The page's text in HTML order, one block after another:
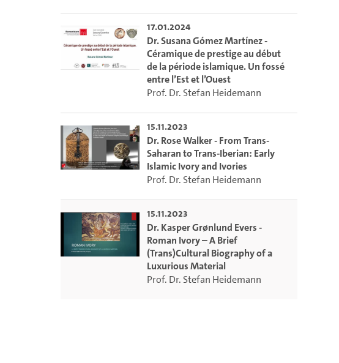
17.01.2024
Dr. Susana Gómez Martínez -
Céramique de prestige au début
de la période islamique. Un fossé
entre l’Est et l’Ouest
Prof. Dr. Stefan Heidemann
15.11.2023
Dr. Rose Walker - From Trans-
Saharan to Trans-Iberian: Early
Islamic Ivory and Ivories
Prof. Dr. Stefan Heidemann
15.11.2023
Dr. Kasper Grønlund Evers -
Roman Ivory – A Brief
(Trans)Cultural Biography of a
Luxurious Material
Prof. Dr. Stefan Heidemann